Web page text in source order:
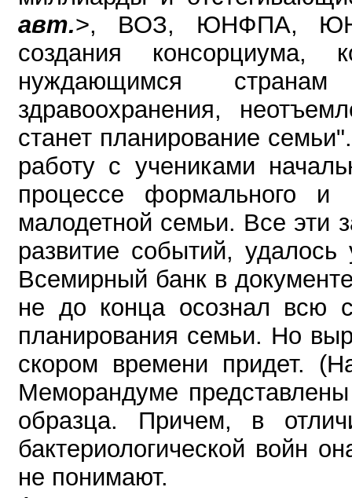
авт.>, ВОЗ, ЮНФПА,
создания консорциума,
нуждающимся
здравоохранения,
станет планирование
работу с учениками
процессе формального и
малодетной семьи. Все эти
развитие событий,
Всемирный банк в
не до конца осознал всю
планирования семьи. Но
скором времени придет.
Меморандуме представлены
образца. Причем, в
бактериологической войн
не понимают.